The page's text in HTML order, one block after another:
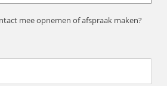
mee opnemen of afspraak maken?